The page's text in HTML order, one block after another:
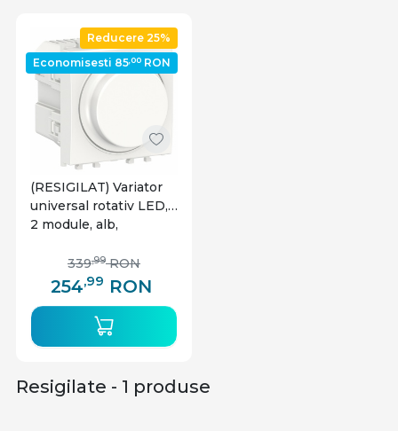
Reducere 25%
Economisesti 85,00 RON
(RESIGILAT) Variator
universal rotativ LED,
2 module, alb,
254,99 RON
339,99 RON
Resigilate - 1 produse